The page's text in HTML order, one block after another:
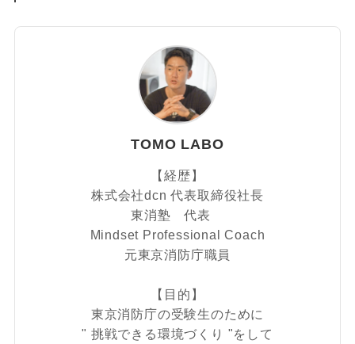
TOMO LABO
【経歴】
株式会社dcn 代表取締役社長
東消塾 代表
Mindset Professional Coach
元東京消防庁職員
【目的】
東京消防庁の受験生のために
" 挑戦できる環境づくり "をして